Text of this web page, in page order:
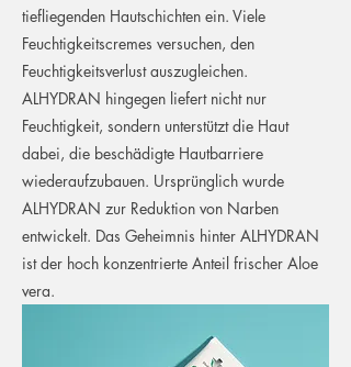
tiefliegenden Hautschichten ein. Viele
Feuchtigkeitscremes versuchen, den
Feuchtigkeitsverlust auszugleichen.
ALHYDRAN hingegen liefert nicht nur
Feuchtigkeit, sondern unterstützt die Haut
dabei, die beschädigte Hautbarriere
wiederaufzubauen. Ursprünglich wurde
ALHYDRAN zur Reduktion von Narben
entwickelt. Das Geheimnis hinter ALHYDRAN
ist der hoch konzentrierte Anteil frischer Aloe
vera.